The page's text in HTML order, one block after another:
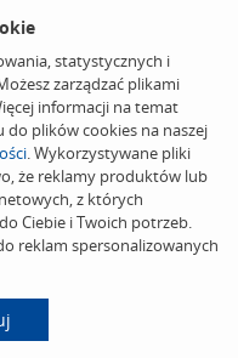
statystycznych i
zarządzać plikami
informacji na temat
plików cookies na naszej
. Wykorzystywane pliki
że reklamy produktów lub
z których
Ciebie i Twoich potrzeb.
reklam spersonalizowanych